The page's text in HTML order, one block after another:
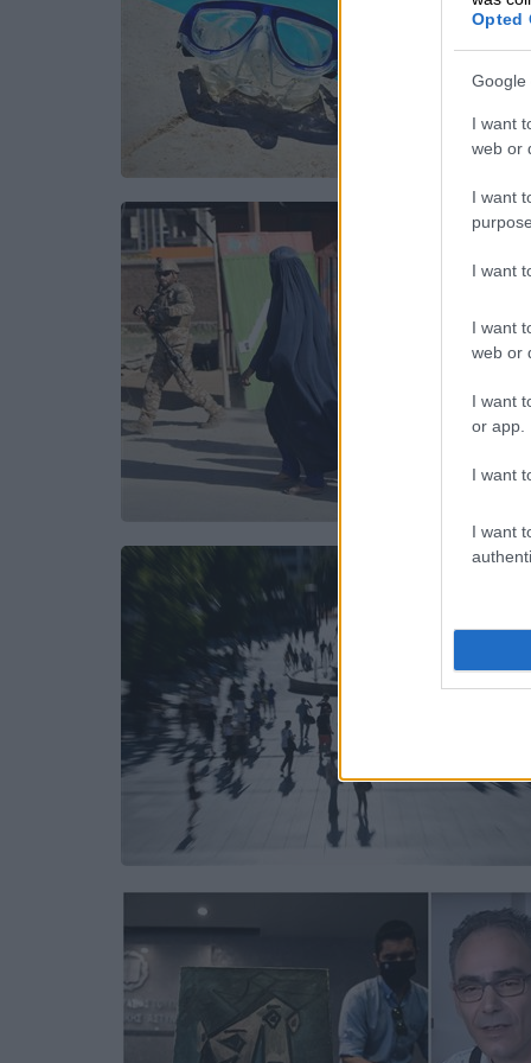
Opted
Google
I want
web or
I want
I want
I want
web or
I want
or app.
I want
I want